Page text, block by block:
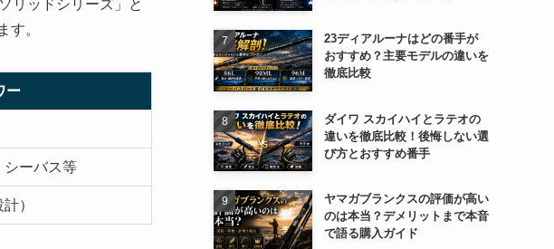
リッドシリーズ」と
す。
ー
シーバス等
）
23ディアルーナはどの番手が
おすすめ？主要モデルの違いを
徹底比較
ダイワ スカイハイとラテオの
違いを徹底比較！後悔しない選
び方とおすすめ番手
ヤマガブランクスの評価が高い
のは本当？デメリットまで本音
で語る購入ガイド